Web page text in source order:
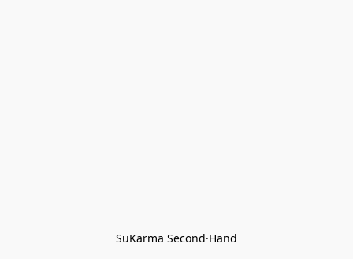
SuKarma Second·Hand